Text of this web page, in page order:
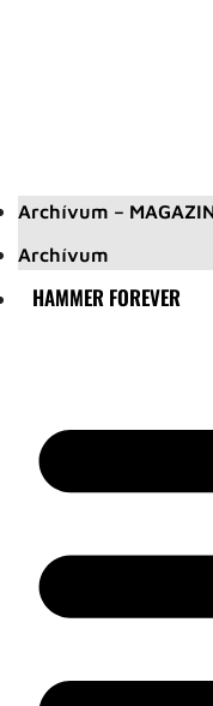
Archívum –
Archívum
HAMMER FOREVER